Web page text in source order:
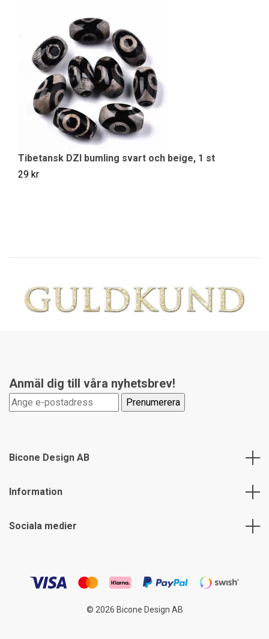
Tibetansk DZI bumling svart och beige, 1 st
29 kr
Anmäl dig till våra nyhetsbrev!
Bicone Design AB
Information
Sociala medier
© 2026 Bicone Design AB